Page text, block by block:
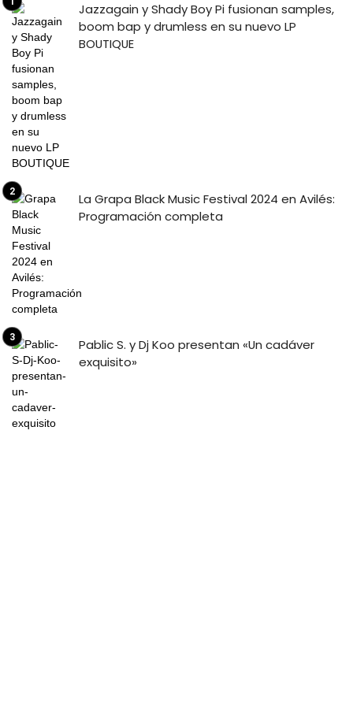
Jazzagain y Shady Boy Pi fusionan samples,
boom bap y drumless en su nuevo LP
BOUTIQUE
La Grapa Black Music Festival 2024 en Avilés:
Programación completa
Pablic S. y Dj Koo presentan «Un cadáver
exquisito»